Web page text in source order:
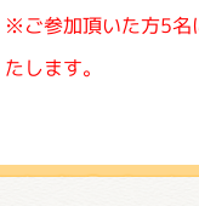
※ご参加頂いた方5名
たします。